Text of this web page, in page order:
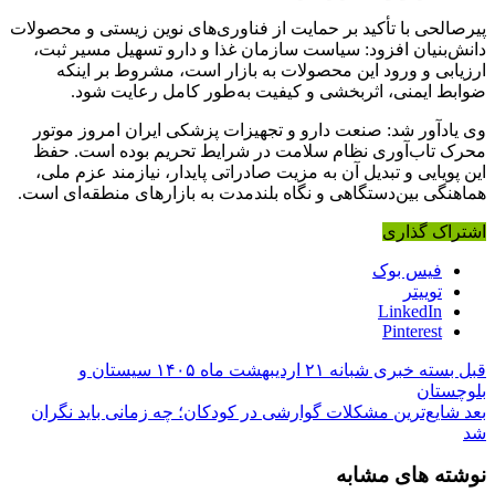
پیرصالحی با تأکید بر حمایت از فناوری‌های نوین زیستی و محصولات
دانش‌بنیان افزود: سیاست سازمان غذا و دارو تسهیل مسیر ثبت،
ارزیابی و ورود این محصولات به بازار است، مشروط بر اینکه
ضوابط ایمنی، اثربخشی و کیفیت به‌طور کامل رعایت شود.
وی یادآور شد: صنعت دارو و تجهیزات پزشکی ایران امروز موتور
محرک تاب‌آوری نظام سلامت در شرایط تحریم بوده است. حفظ
این پویایی و تبدیل آن به مزیت صادراتی پایدار، نیازمند عزم ملی،
هماهنگی بین‌دستگاهی و نگاه بلندمدت به بازارهای منطقه‌ای است.
اشتراک گذاری
فیس بوک
توییتر
LinkedIn
Pinterest
قبل
بسته خبری شبانه ۲۱ اردیبهشت ماه ۱۴۰۵ سیستان و
بلوچستان
بعد شایع‌ترین مشکلات گوارشی در کودکان؛ چه زمانی باید نگران
شد
نوشته های مشابه